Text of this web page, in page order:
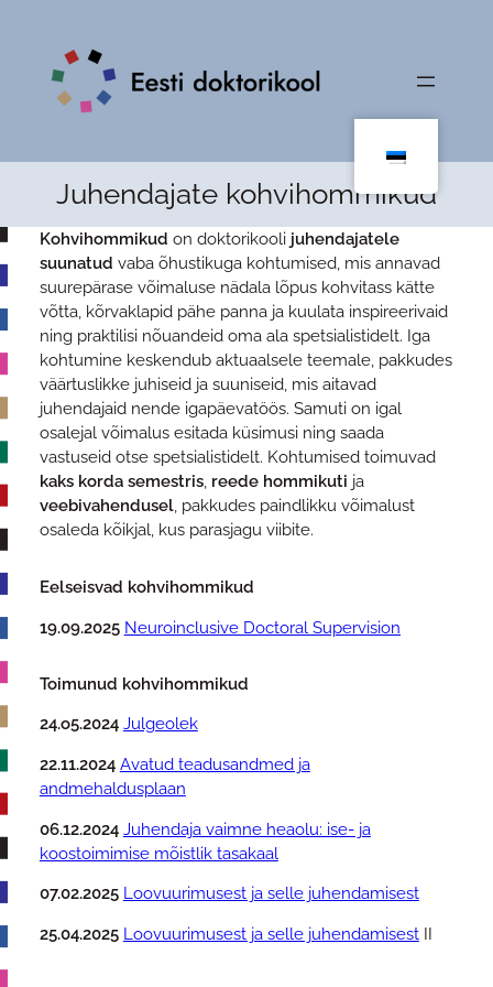
Juhendajate kohvihommikud
Kohvihommikud on doktorikooli juhendajatele
suunatud vaba õhustikuga kohtumised, mis annavad
suurepärase võimaluse nädala lõpus kohvitass kätte
võtta, kõrvaklapid pähe panna ja kuulata inspireerivaid
ning praktilisi nõuandeid oma ala spetsialistidelt. Iga
kohtumine keskendub aktuaalsele teemale, pakkudes
väärtuslikke juhiseid ja suuniseid, mis aitavad
juhendajaid nende igapäevatöös. Samuti on igal
osalejal võimalus esitada küsimusi ning saada
vastuseid otse spetsialistidelt. Kohtumised toimuvad
kaks korda semestris, reede hommikuti ja
veebivahendusel, pakkudes paindlikku võimalust
osaleda kõikjal, kus parasjagu viibite.
Eelseisvad kohvihommikud
19.09.2025 Neuroinclusive Doctoral Supervision
Toimunud kohvihommikud
24.o5.2024 Julgeolek
22.11.2024 Avatud teadusandmed ja
andmehaldusplaan
06.12.2024 Juhendaja vaimne heaolu: ise- ja
koostoimimise mõistlik tasakaal
07.02.2025 Loovuurimusest ja selle juhendamisest
25.04.2025 Loovuurimusest ja selle juhendamisestII